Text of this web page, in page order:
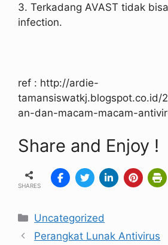
3. Terkadang AVAST tidak
infection.
ref : http://ardie-
tamansiswatkj.blogspot.co.id/
an-dan-macam-macam-
Share and Enjoy !
SHARES
Uncategorized
Perangkat Lunak Antivirus